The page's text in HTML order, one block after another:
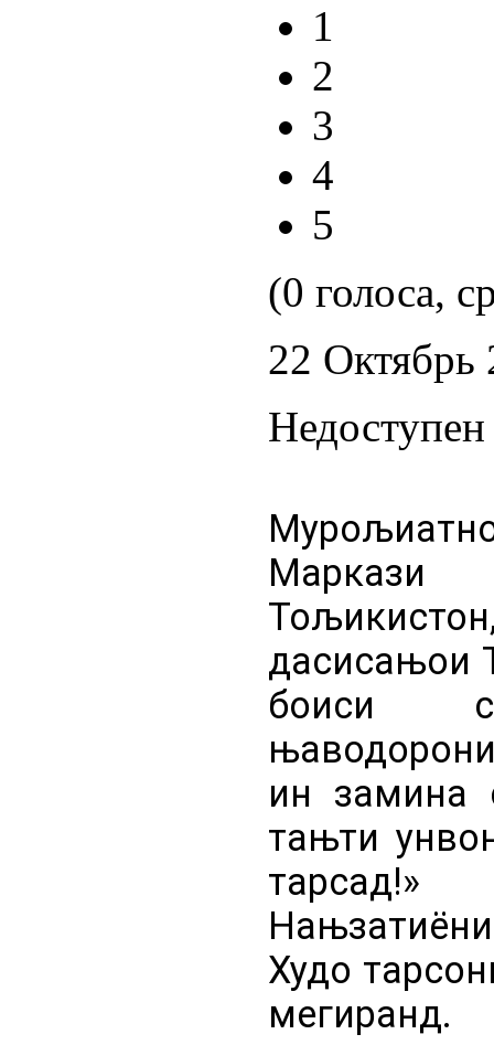
1
2
3
4
5
(0 голоса,
22 Октябрь
дасисањои
боиси
ин замина
тањти
Худо
мегиранд.